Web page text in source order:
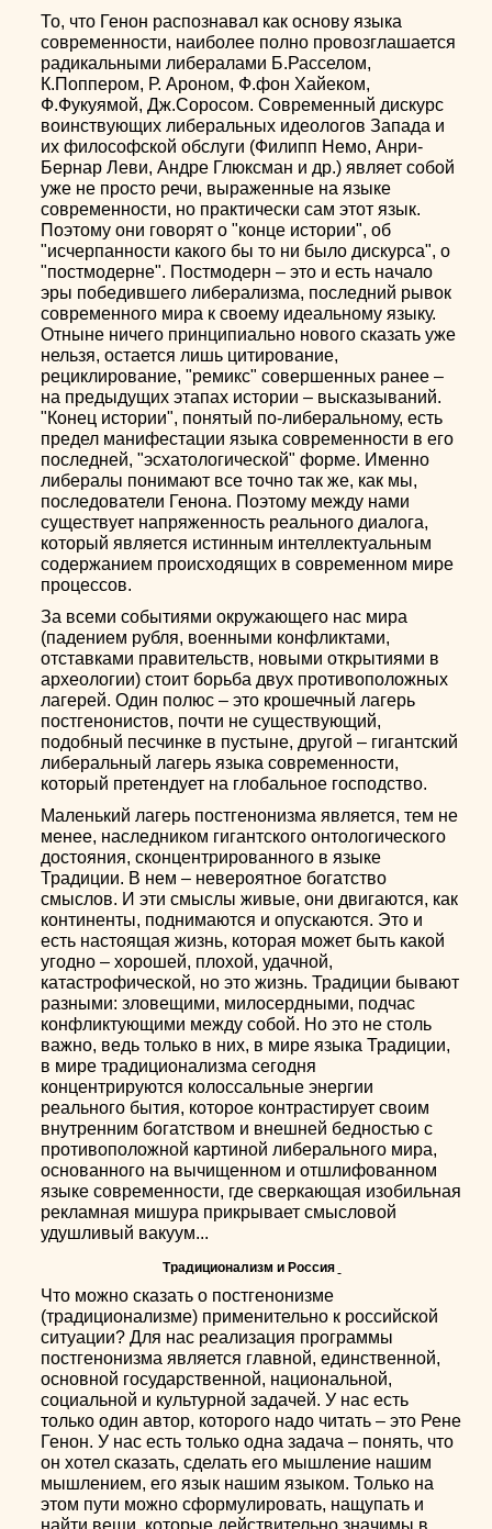
То, что Генон распознавал как основу языка
современности, наиболее полно провозглашается
радикальными либералами Б.Расселом,
К.Поппером, Р. Ароном, Ф.фон Хайеком,
Ф.Фукуямой, Дж.Соросом. Современный дискурс
воинствующих либеральных идеологов Запада и
их философской обслуги (Филипп Немо, Анри-
Бернар Леви, Андре Глюксман и др.) являет собой
уже не просто речи, выраженные на языке
современности, но практически сам этот язык.
Поэтому они говорят о "конце истории", об
"исчерпанности какого бы то ни было дискурса", о
"постмодерне". Постмодерн – это и есть начало
эры победившего либерализма, последний рывок
современного мира к своему идеальному языку.
Отныне ничего принципиально нового сказать уже
нельзя, остается лишь цитирование,
рециклирование, "ремикс" совершенных ранее –
на предыдущих этапах истории – высказываний.
"Конец истории", понятый по-либеральному, есть
предел манифестации языка современности в его
последней, "эсхатологической" форме. Именно
либералы понимают все точно так же, как мы,
последователи Генона. Поэтому между нами
существует напряженность реального диалога,
который является истинным интеллектуальным
содержанием происходящих в современном мире
процессов.
За всеми событиями окружающего нас мира
(падением рубля, военными конфликтами,
отставками правительств, новыми открытиями в
археологии) стоит борьба двух противоположных
лагерей. Один полюс – это крошечный лагерь
постгенонистов, почти не существующий,
подобный песчинке в пустыне, другой – гигантский
либеральный лагерь языка современности,
который претендует на глобальное господство.
Маленький лагерь постгенонизма является, тем не
менее, наследником гигантского онтологического
достояния, сконцентрированного в языке
Традиции. В нем – невероятное богатство
смыслов. И эти смыслы живые, они двигаются, как
континенты, поднимаются и опускаются. Это и
есть настоящая жизнь, которая может быть какой
угодно – хорошей, плохой, удачной,
катастрофической, но это жизнь. Традиции бывают
разными: зловещими, милосердными, подчас
конфликтующими между собой. Но это не столь
важно, ведь только в них, в мире языка Традиции,
в мире традиционализма сегодня
концентрируются колоссальные энергии
реального бытия, которое контрастирует своим
внутренним богатством и внешней бедностью с
противоположной картиной либерального мира,
основанного на вычищенном и отшлифованном
языке современности, где сверкающая изобильная
рекламная мишура прикрывает смысловой
удушливый вакуум...
Традиционализм и Россия
Что можно сказать о постгенонизме
(традиционализме) применительно к российской
ситуации? Для нас реализация программы
постгенонизма является главной, единственной,
основной государственной, национальной,
социальной и культурной задачей. У нас есть
только один автор, которого надо читать – это Рене
Генон. У нас есть только одна задача – понять, что
он хотел сказать, сделать его мышление нашим
мышлением, его язык нашим языком. Только на
этом пути можно сформулировать, нащупать и
найти вещи, которые действительно значимы в